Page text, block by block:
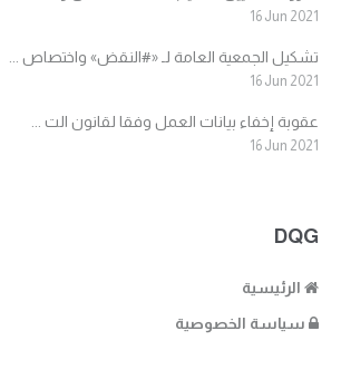
16 Jun 2021
تشكيل الجمعية العامة لـ «#النقض» واختصاص ...
16 Jun 2021
عقوبة إخفاء بيانات العمل وفقا لقانون الت ...
16 Jun 2021
DQG
الرئيسية
سياسة الخصوصية